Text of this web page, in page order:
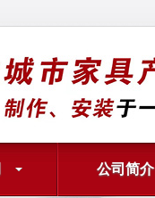
公司简介